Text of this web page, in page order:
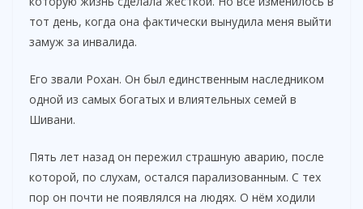
тот день, когда она фактически вынудила меня выйти
замуж за инвалида.
Его звали Рохан. Он был единственным наследником
одной из самых богатых и влиятельных семей в
Шивани.
Пять лет назад он пережил страшную аварию, после
которой, по слухам, остался парализованным. С тех
пор он почти не появлялся на людях. О нём ходили